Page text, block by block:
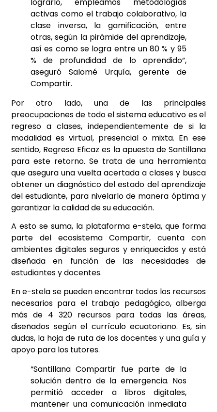
activas como el trabajo colaborativo, la
clase inversa, la gamificación, entre
otras, según la pirámide del aprendizaje,
así es como se logra entre un 80 % y 95
% de profundidad de lo aprendido”,
aseguró Salomé Urquía, gerente de
Compartir.
Por otro lado, una de las principales
preocupaciones de todo el sistema educativo es el
regreso a clases, independientemente de si la
modalidad es virtual, presencial o mixta. En ese
sentido, Regreso Eficaz es la apuesta de Santillana
para este retorno. Se trata de una herramienta
que asegura una vuelta acertada a clases y busca
obtener un diagnóstico del estado del aprendizaje
del estudiante, para nivelarlo de manera óptima y
garantizar la calidad de su educación.
A esto se suma, la plataforma e-stela, que forma
parte del ecosistema Compartir, cuenta con
ambientes digitales seguros y enriquecidos y está
diseñada en función de las necesidades de
estudiantes y docentes.
En e-stela se pueden encontrar todos los recursos
necesarios para el trabajo pedagógico, alberga
más de 4 320 recursos para todas las áreas,
diseñados según el currículo ecuatoriano. Es, sin
dudas, la hoja de ruta de los docentes y una guía y
apoyo para los tutores.
“Santillana Compartir fue parte de la
solución dentro de la emergencia. Nos
permitió acceder a libros digitales,
mantener una comunicación inmediata